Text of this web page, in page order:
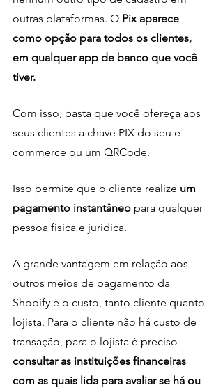
outras plataformas. O Pix aparece
como opção para todos os clientes,
em qualquer app de banco que você
tiver.
Com isso, basta que você ofereça aos
seus clientes a chave PIX do seu e-
commerce ou um QRCode.
Isso permite que o cliente realize um
pagamento instantâneo para qualquer
pessoa física e jurídica.
A grande vantagem em relação aos
outros meios de pagamento da
Shopify é o custo, tanto cliente quanto
lojista. Para o cliente não há custo de
transação, para o lojista é preciso
consultar as instituições financeiras
com as quais lida para avaliar se há ou